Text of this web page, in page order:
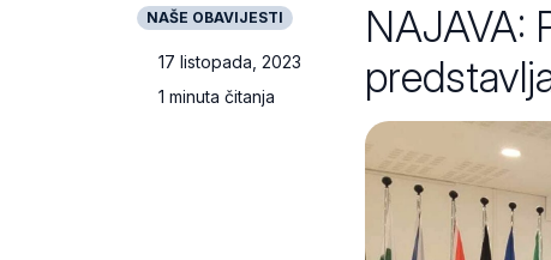
NAŠE OBAVIJESTI
17 listopada, 2023
1 minuta čitanja
NAJAVA: